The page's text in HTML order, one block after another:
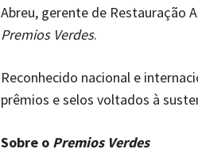
Abreu, gerente de Restauração
Premios Verdes.
Reconhecido nacional e
prêmios e selos voltados à
Sobre o Premios Verdes